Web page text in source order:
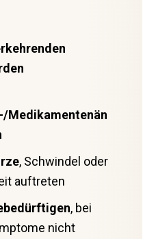
Medikamentenän
, Schwindel oder
auftreten
, bei
nicht